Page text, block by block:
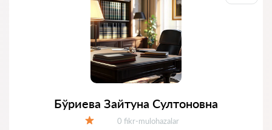
Бўриева Зайтуна Султоновна
Fikrlar:
0 fikr-mulohazalar